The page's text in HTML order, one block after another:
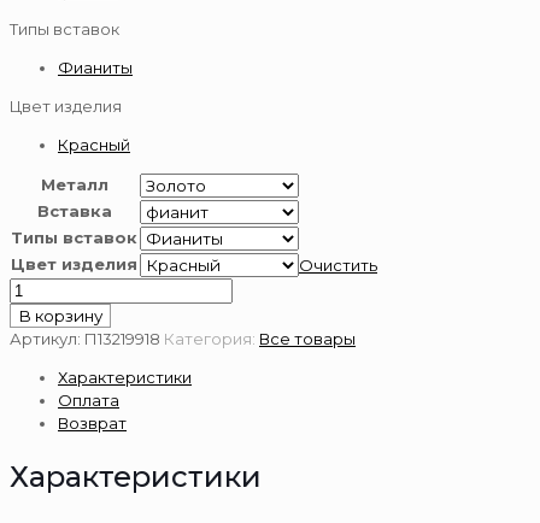
Типы вставок
Фианиты
Цвет изделия
Красный
Металл
Вставка
Типы вставок
Цвет изделия
Очистить
Количество
товара
Подвеска
пробы
В корзину
Артикул: П13219918 Категория: Все товары
Характеристики
Оплата
Возврат
Характеристики